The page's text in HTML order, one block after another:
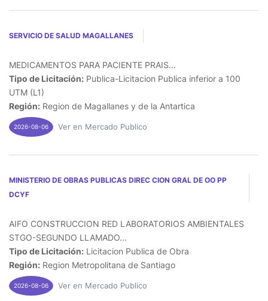
SERVICIO DE SALUD MAGALLANES
MEDICAMENTOS PARA PACIENTE PRAIS...
Tipo de Licitación: Publica-Licitacion Publica inferior a 100
UTM (L1)
Región: Region de Magallanes y de la Antartica
2026-08-06 Ver en Mercado Publico
MINISTERIO DE OBRAS PUBLICAS DIREC CION GRAL DE OO PP
DCYF
AIFO CONSTRUCCION RED LABORATORIOS AMBIENTALES
STGO-SEGUNDO LLAMADO...
Tipo de Licitación: Licitacion Publica de Obra
Región: Region Metropolitana de Santiago
2026-08-06 Ver en Mercado Publico